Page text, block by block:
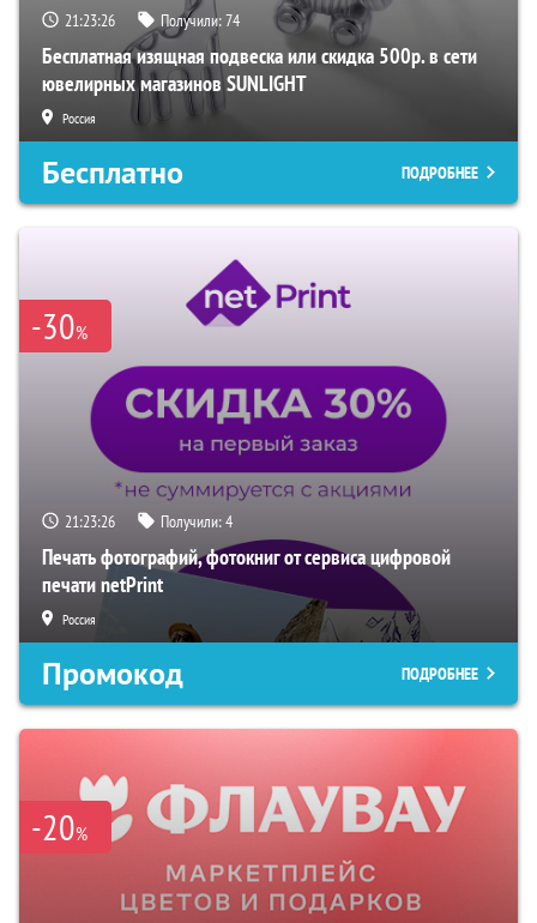
21:23:25 Получили:74
Бесплатная изящная подвеска или скидка 500р. в сети
ювелирных магазинов SUNLIGHT
Россия
Бесплатно ПОДРОБНЕЕ
-30%
21:23:25 Получили:4
Печать фотографий, фотокниг от сервиса цифровой
печати netPrint
Россия
Промокод ПОДРОБНЕЕ
-20%